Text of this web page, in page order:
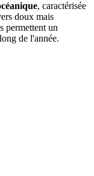
, caractérisée
doux mais
permettent un
de l'année.